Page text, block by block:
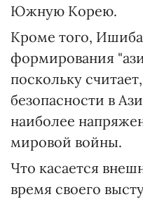
Южную Корею.
Кроме того,
формирования
поскольку
безопасности в
наиболее
мировой войны.
Что касается
время своего